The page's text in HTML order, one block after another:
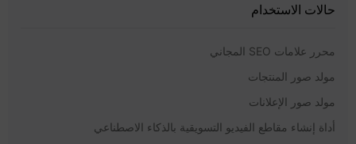
حالات الاستخدام
محرر علامات SEO المجاني
مولد صور المنتجات
مولد صور الإعلانات
أداة إنشاء مقاطع الفيديو التسويقية بالذكاء الاصطناعي